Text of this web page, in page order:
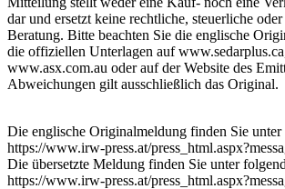
dar und ersetzt keine rechtliche, steuerliche
Beratung. Bitte beachten Sie die englische
die offiziellen Unterlagen auf
www.asx.com.au oder auf der Website des
Abweichungen gilt ausschließlich das Original.
Die englische Originalmeldung finden Sie
https://www.irw-press.at/
Die übersetzte Meldung finden Sie unter
https://www.irw-press.at/